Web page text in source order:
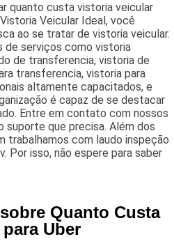
quanto custa vistoria veicular
Veicular Ideal, você
ao se tratar de vistoria veicular.
de serviços como vistoria
de transferencia, vistoria de
transferencia, vistoria para
altamente capacitados, e
é capaz de se destacar
Entre em contato com nossos
suporte que precisa. Além dos
trabalhamos com laudo inspeção
Por isso, não espere para saber
Quanto Custa
Uber